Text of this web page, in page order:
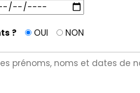
? OUI NON